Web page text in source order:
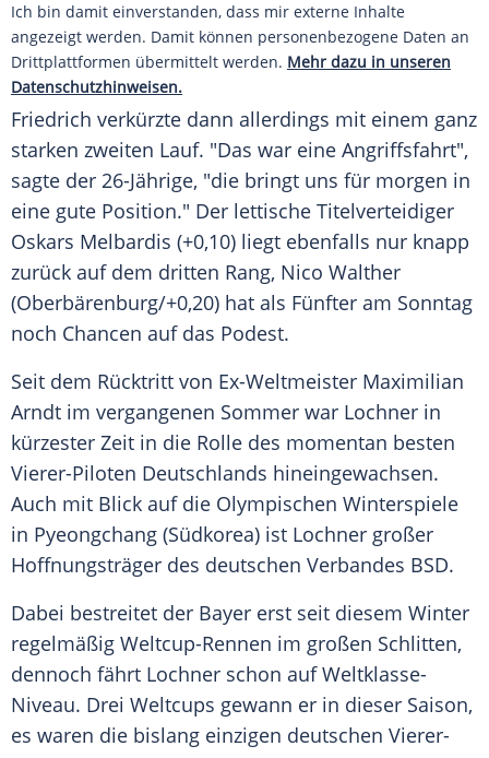
Ich bin damit einverstanden, dass mir externe Inhalte
angezeigt werden. Damit können personenbezogene Daten an
Drittplattformen übermittelt werden. Mehr dazu in unseren
Datenschutzhinweisen.
Friedrich verkürzte dann allerdings mit einem ganz
starken zweiten Lauf. "Das war eine Angriffsfahrt",
sagte der 26-Jährige, "die bringt uns für morgen in
eine gute Position." Der lettische Titelverteidiger
Oskars Melbardis (+0,10) liegt ebenfalls nur knapp
zurück auf dem dritten Rang, Nico Walther
(Oberbärenburg/+0,20) hat als Fünfter am Sonntag
noch Chancen auf das Podest.
Seit dem Rücktritt von Ex-Weltmeister Maximilian
Arndt im vergangenen Sommer war Lochner in
kürzester Zeit in die Rolle des momentan besten
Vierer-Piloten Deutschlands hineingewachsen.
Auch mit Blick auf die Olympischen Winterspiele
in Pyeongchang (Südkorea) ist Lochner großer
Hoffnungsträger des deutschen Verbandes BSD.
Dabei bestreitet der Bayer erst seit diesem Winter
regelmäßig Weltcup-Rennen im großen Schlitten,
dennoch fährt Lochner schon auf Weltklasse-
Niveau. Drei Weltcups gewann er in dieser Saison,
es waren die bislang einzigen deutschen Vierer-